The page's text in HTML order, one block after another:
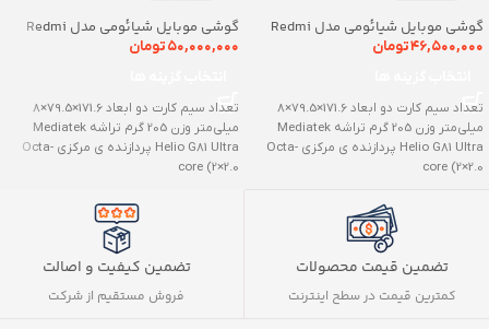
گوشی موبایل شیائومی مدل Redmi
۴۶,۵۰۰,۰۰۰تومان
تعداد سیم کارت دو ابعاد 171.6×79.5×8
میلی‌متر وزن 205 گرم تراشه Mediatek
Helio G81 Ultra پردازنده ‌ی مرکزی Octa-
core (2×2.0
گوشی موبایل شیائومی مدل Redmi
۵۰,۰۰۰,۰۰۰تومان
تعداد سیم کارت دو ابعاد 171.6×79.5×8
میلی‌متر وزن 205 گرم تراشه Mediatek
Helio G81 Ultra پردازنده ‌ی مرکزی Octa-
core (2×2.0
تضمین قیمت محصولات
کمترین قیمت در سطح اینترنت
تضمین کیفیت و اصالت
فروش مستقیم از شرکت